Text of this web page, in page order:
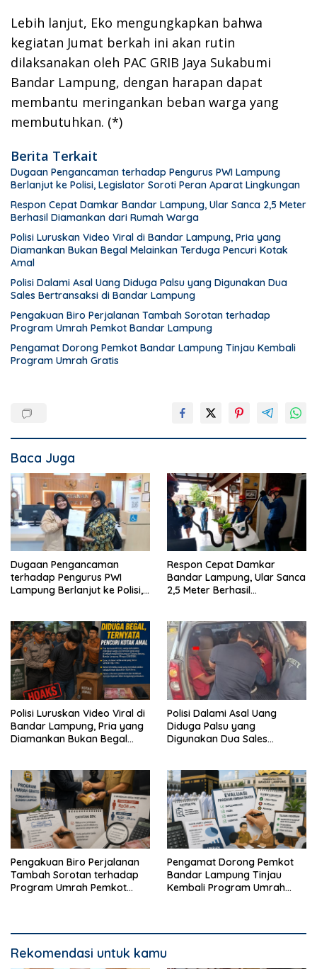
Lebih lanjut, Eko mengungkapkan bahwa
kegiatan Jumat berkah ini akan rutin
dilaksanakan oleh PAC GRIB Jaya Sukabumi
Bandar Lampung, dengan harapan dapat
membantu meringankan beban warga yang
membutuhkan. (*)
Berita Terkait
Dugaan Pengancaman terhadap Pengurus PWI Lampung
Berlanjut ke Polisi, Legislator Soroti Peran Aparat Lingkungan
Respon Cepat Damkar Bandar Lampung, Ular Sanca 2,5 Meter
Berhasil Diamankan dari Rumah Warga
Polisi Luruskan Video Viral di Bandar Lampung, Pria yang
Diamankan Bukan Begal Melainkan Terduga Pencuri Kotak
Amal
Polisi Dalami Asal Uang Diduga Palsu yang Digunakan Dua
Sales Bertransaksi di Bandar Lampung
Pengakuan Biro Perjalanan Tambah Sorotan terhadap
Program Umrah Pemkot Bandar Lampung
Pengamat Dorong Pemkot Bandar Lampung Tinjau Kembali
Program Umrah Gratis
Baca Juga
Dugaan Pengancaman
terhadap Pengurus PWI
Lampung Berlanjut ke Polisi,
Respon Cepat Damkar
Bandar Lampung, Ular Sanca
2,5 Meter Berhasil
Polisi Luruskan Video Viral di
Bandar Lampung, Pria yang
Diamankan Bukan Begal
Polisi Dalami Asal Uang
Diduga Palsu yang
Digunakan Dua Sales
Pengakuan Biro Perjalanan
Tambah Sorotan terhadap
Program Umrah Pemkot
Pengamat Dorong Pemkot
Bandar Lampung Tinjau
Kembali Program Umrah
Rekomendasi untuk kamu